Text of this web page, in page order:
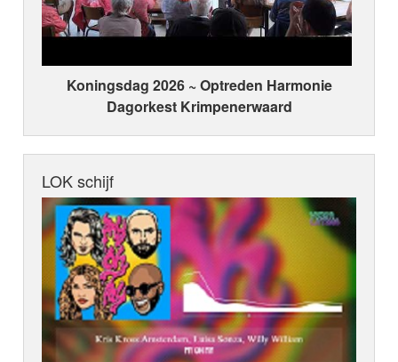
Koningsdag 2026 ~ Optreden Harmonie
Dagorkest Krimpenerwaard
LOK schijf